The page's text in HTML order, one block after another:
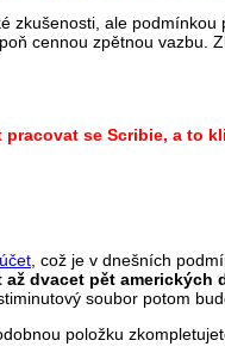
zkušenosti, ale
cennou zpětnou vazbu.
se Scribie, a to
, což je v dnešních
až dvacet pět amerických
soubor potom
položku